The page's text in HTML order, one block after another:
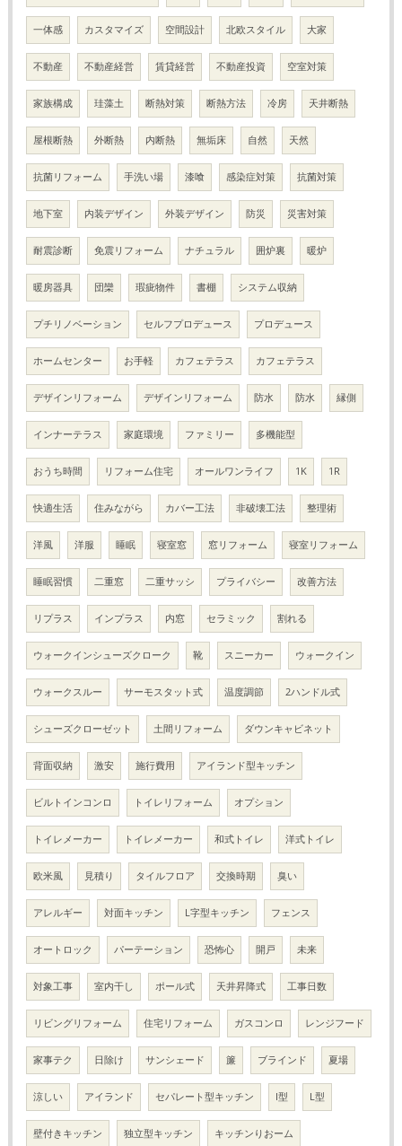
一体感 カスタマイズ 空間設計 北欧スタイル 大家
不動産 不動産経営 賃貸経営 不動産投資 空室対策
家族構成 珪藻土 断熱対策 断熱方法 冷房 天井断熱
屋根断熱 外断熱 内断熱 無垢床 自然 天然
抗菌リフォーム 手洗い場 漆喰 感染症対策 抗菌対策
地下室 内装デザイン 外装デザイン 防災 災害対策
耐震診断 免震リフォーム ナチュラル 囲炉裏 暖炉
暖房器具 団欒 瑕疵物件 書棚 システム収納
プチリノベーション セルフプロデュース プロデュース
ホームセンター お手軽 カフェテラス カフェテラス
デザインリフォーム デザインリフォーム 防水 防水 縁側
インナーテラス 家庭環境 ファミリー 多機能型
おうち時間 リフォーム住宅 オールワンライフ 1K 1R
快適生活 住みながら カバー工法 非破壊工法 整理術
洋風 洋服 睡眠 寝室窓 窓リフォーム 寝室リフォーム
睡眠習慣 二重窓 二重サッシ プライバシー 改善方法
リプラス インプラス 内窓 セラミック 割れる
ウォークインシューズクローク 靴 スニーカー ウォークイン
ウォークスルー サーモスタット式 温度調節 2ハンドル式
シューズクローゼット 土間リフォーム ダウンキャビネット
背面収納 激安 施行費用 アイランド型キッチン
ビルトインコンロ トイレリフォーム オプション
トイレメーカー トイレメーカー 和式トイレ 洋式トイレ
欧米風 見積り タイルフロア 交換時期 臭い
アレルギー 対面キッチン L字型キッチン フェンス
オートロック パーテーション 恐怖心 開戸 未来
対象工事 室内干し ポール式 天井昇降式 工事日数
リビングリフォーム 住宅リフォーム ガスコンロ レンジフード
家事テク 日除け サンシェード 簾 ブラインド 夏場
涼しい アイランド セパレート型キッチン I型 L型
壁付きキッチン 独立型キッチン キッチンりおーム